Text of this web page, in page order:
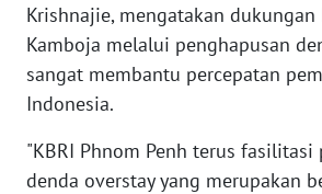
Krishnajie, mengatakan dukungan
Kamboja melalui penghapusan
sangat membantu percepatan
Indonesia.
"KBRI Phnom Penh terus fasilitasi
denda overstay yang merupakan
WN
KEPRI
WN
WN